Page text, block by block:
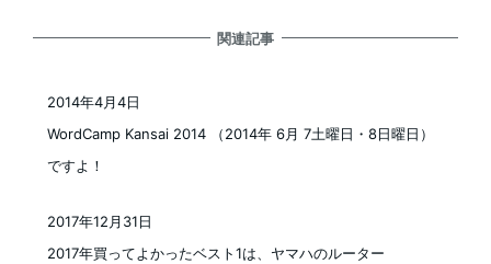
関連記事
WordCamp Kansai 2014 （2014年 6月 7土曜日・8日曜日）
ですよ！
投稿日
2014年4月4日
2017年買ってよかったベスト1は、ヤマハのルーター
2017年12月31日